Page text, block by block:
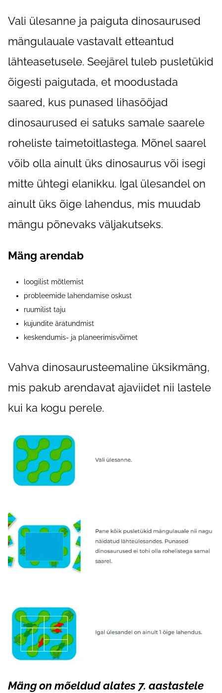
Vali ülesanne ja paiguta dinosaurused
mängulauale vastavalt etteantud
lähteasetusele. Seejärel tuleb pusletükid
õigesti paigutada, et moodustada
saared, kus punased lihasööjad
dinosaurused ei satuks samale saarele
roheliste taimetoitlastega. Mõnel saarel
võib olla ainult üks dinosaurus või isegi
mitte ühtegi elanikku. Igal ülesandel on
ainult üks õige lahendus, mis muudab
mängu põnevaks väljakutseks.
Mäng arendab
loogilist mõtlemist
probleemide lahendamise oskust
ruumilist taju
kujundite äratundmist
keskendumis- ja planeerimisvõimet
Vahva dinosaurusteemaline üksikmäng,
mis pakub arendavat ajaviidet nii lastele
kui ka kogu perele.
Mäng on mõeldud alates 7. aastastele